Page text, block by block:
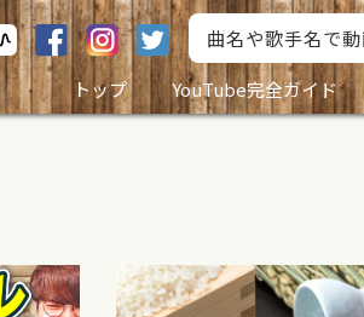
トップ
YouTube完全ガイド